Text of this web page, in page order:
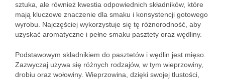
sztuka, ale również kwestia odpowiednich składników, które
mają kluczowe znaczenie dla smaku i konsystencji gotowego
wyrobu. Najczęściej wykorzystuje się tę różnorodność, aby
uzyskać aromatyczne i pełne smaku pasztety oraz wędliny.
Podstawowym składnikiem do pasztetów i wędlin jest mięso.
Zazwyczaj używa się różnych rodzajów, w tym wieprzowiny,
drobiu oraz wołowiny. Wieprzowina, dzięki swojej tłustości,